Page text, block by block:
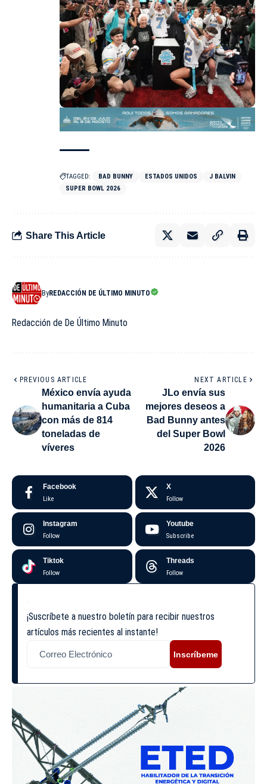
TAGGED: BAD BUNNY ESTADOS UNIDOS
J BALVIN
SUPER BOWL 2026
Share This Article
ByREDACCIÓN DE ÚLTIMO MINUTO
Redacción de De Último Minuto
PREVIOUS ARTICLE
México envía ayuda
humanitaria a Cuba
con más de 814
toneladas de
víveres
NEXT ARTICLE
JLo envía sus
mejores deseos a
Bad Bunny antes
del Super Bowl
2026
Facebook
Like
X
Follow
Instagram
Follow
Youtube
Subscribe
Tiktok
Follow
Threads
Follow
¡Suscríbete a nuestro boletín para recibir nuestros
artículos más recientes al instante!
Inscríbeme